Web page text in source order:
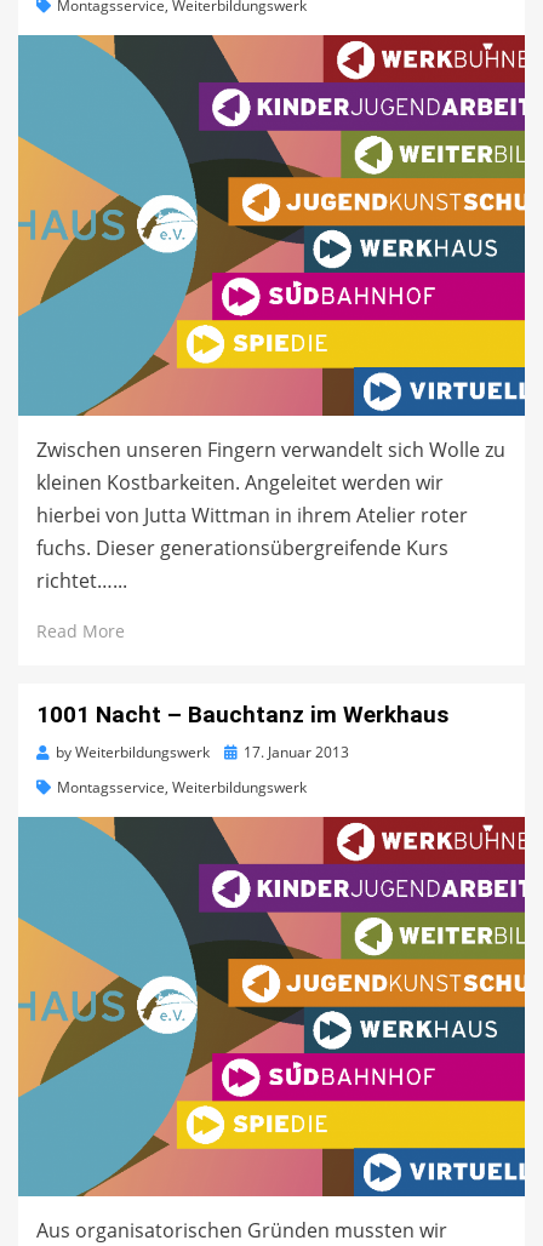
Montagsservice, Weiterbildungswerk
Zwischen unseren Fingern verwandelt sich Wolle zu
kleinen Kostbarkeiten. Angeleitet werden wir
hierbei von Jutta Wittman in ihrem Atelier roter
fuchs. Dieser generationsübergreifende Kurs
richtet…...
Read More
1001 Nacht – Bauchtanz im Werkhaus
byWeiterbildungswerk
Posted17. Januar 2013
Montagsservice, Weiterbildungswerk
Aus organisatorischen Gründen mussten wir